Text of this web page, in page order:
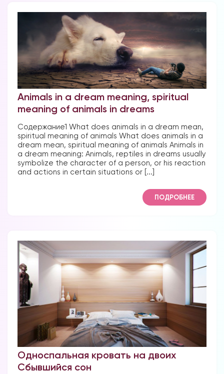
Animals in a dream meaning, spiritual
meaning of animals in dreams
Содержание1 What does animals in a dream mean,
spiritual meaning of animals What does animals in a
dream mean, spiritual meaning of animals Animals in
a dream meaning: Animals, reptiles in dreams usually
symbolize the character of a person, or his reaction
and actions in certain situations or [...]
ПОДРОБНЕЕ
Односпальная кровать на двоих
Сбывшийся сон
Вы можете получать информацию во
снах (проверено более 100000
участниками)
Мы разработали систему практик, с
помощью которой можно получать
информацию во снах с первых дней.
Скачайте приложение, чтобы получить
доступ: